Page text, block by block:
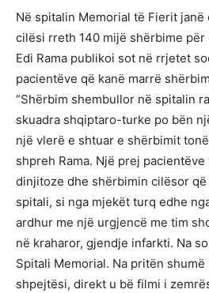
Në spitalin Memorial të Fierit janë
cilësi rreth 140 mijë shërbime
Edi Rama publikoi sot në rrjetet
pacientëve që kanë marrë
“Shërbim shembullor në spitalin
skuadra shqiptaro-turke po bën
një vlerë e shtuar e shërbimit
shpreh Rama. Një prej
dinjitoze dhe shërbimin cilësor
spitali, si nga mjekët turq edhe
ardhur me një urgjencë me tim
në kraharor, gjendje infarkti. Na
Spitali Memorial. Na pritën
shpejtësi, direkt u bë filmi i